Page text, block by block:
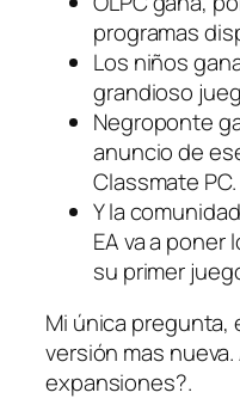
programas
Los niños
grandioso
Negroponte
anuncio de
Classmate PC.
Y la
EA va a
su primer
Mi única pregunta,
versión mas
expansiones?.